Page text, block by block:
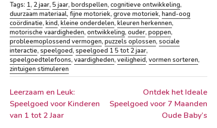
Tags: 1, 2 jaar, 5 jaar, bordspellen, cognitieve ontwikkeling,
duurzaam materiaal, fijne motoriek, grove motoriek, hand-oog
coördinatie, kind, kleine onderdelen, kleuren herkennen,
motorische vaardigheden, ontwikkeling, ouder, poppen,
probleemoplossend vermogen, puzzels oplossen, sociale
interactie, speelgoed, speelgoed 1 5 tot 2 jaar,
speelgoedtelefoons, vaardigheden, veiligheid, vormen sorteren,
zintuigen stimuleren
Berichtnavigatie
Leerzaam en Leuk:
Speelgoed voor Kinderen
van 1 tot 2 Jaar
Ontdek het Ideale
Speelgoed voor 7 Maanden
Oude Baby’s